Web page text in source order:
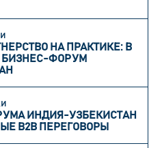
НА ПРАКТИКЕ: В
БИЗНЕС-ФОРУМ
ИНДИЯ-УЗБЕКИСТАН
B2B ПЕРЕГОВОРЫ